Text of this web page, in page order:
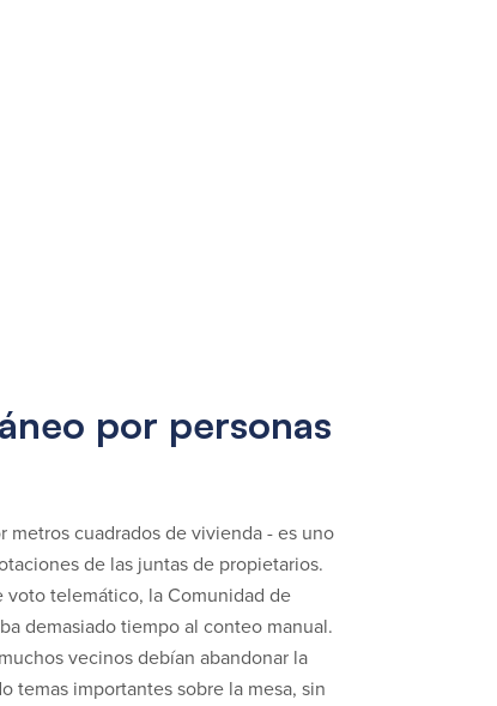
por personas
metros cuadrados de vivienda - es uno
de las juntas de propietarios.
telemático, la Comunidad de
demasiado tiempo al conteo manual.
vecinos debían abandonar la
temas importantes sobre la mesa, sin